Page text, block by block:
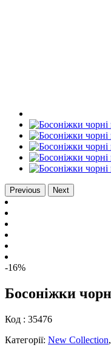
Previous Next
-16%
Босоніжки
Код : 35476
Категорії: New Collection,